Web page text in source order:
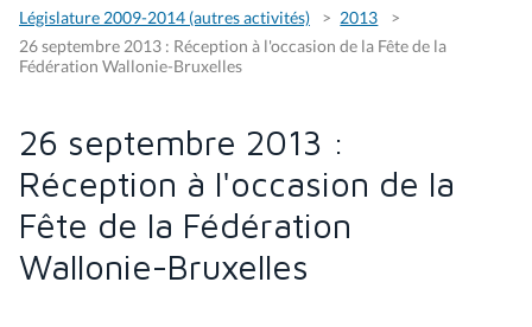
Législature 2009-2014 (autres activités)
2013
26 septembre 2013 : Réception à l'occasion de la Fête de la
Fédération Wallonie-Bruxelles
26 septembre 2013 :
Réception à l'occasion de la
Fête de la Fédération
Wallonie-Bruxelles